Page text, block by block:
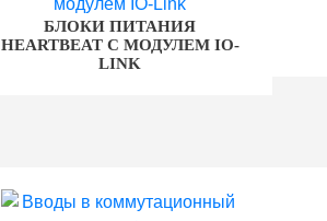
БЛОКИ ПИТАНИЯ
HEARTBEAT С МОДУЛЕМ IO-
LINK